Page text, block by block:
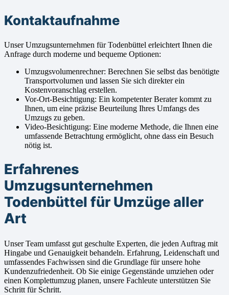
Kontaktaufnahme
Unser Umzugsunternehmen für Todenbüttel erleichtert Ihnen die
Anfrage durch moderne und bequeme Optionen:
Umzugsvolumenrechner: Berechnen Sie selbst das benötigte
Transportvolumen und lassen Sie sich direkter ein
Kostenvoranschlag erstellen.
Vor-Ort-Besichtigung: Ein kompetenter Berater kommt zu
Ihnen, um eine präzise Beurteilung Ihres Umfangs des
Umzugs zu geben.
Video-Besichtigung: Eine moderne Methode, die Ihnen eine
umfassende Betrachtung ermöglicht, ohne dass ein Besuch
nötig ist.
Erfahrenes
Umzugsunternehmen
Todenbüttel für Umzüge aller
Art
Unser Team umfasst gut geschulte Experten, die jeden Auftrag mit
Hingabe und Genauigkeit behandeln. Erfahrung, Leidenschaft und
umfassendes Fachwissen sind die Grundlage für unsere hohe
Kundenzufriedenheit. Ob Sie einige Gegenstände umziehen oder
einen Komplettumzug planen, unsere Fachleute unterstützen Sie
Schritt für Schritt.